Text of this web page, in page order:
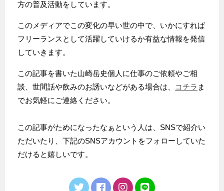
方の普及活動をしています。
このメディアでこの変化の早い世の中で、いかにすれば
フリーランスとして活躍していけるか有益な情報を発信
していきます。
この記事を書いた山崎岳史個人に仕事のご依頼やご相
談、世間話や飲みのお誘いなどがある場合は、
コチラ ま
でお気軽にご連絡ください。
この記事がためになったなぁという人は、SNSで紹介い
ただいたり、下記のSNSアカウントをフォローしていた
だけると嬉しいです。